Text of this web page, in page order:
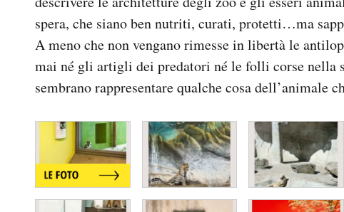
spera, che siano ben nutriti, curati, protetti…ma
A meno che non vengano rimesse in libertà le
mai né gli artigli dei predatori né le folli corse nella
sembrano rappresentare qualche cosa dell’animale